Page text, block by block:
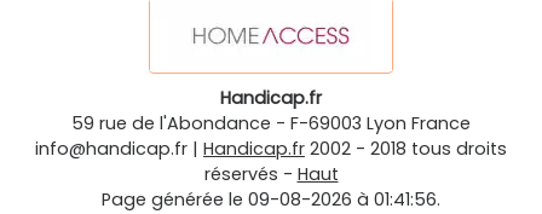
Handicap.fr
59 rue de l'Abondance - F-69003 Lyon France
info@handicap.fr | Handicap.fr 2002 - 2018 tous droits
réservés - Haut
Page générée le 09-08-2026 à 01:41:56.